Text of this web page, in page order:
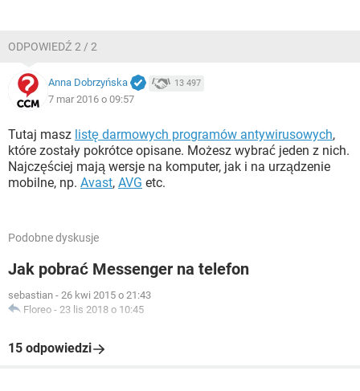
ODPOWIEDŹ 2 / 2
Anna Dobrzyńska 13 497
7 mar 2016 o 09:57
Tutaj masz listę darmowych programów antywirusowych,
które zostały pokrótce opisane. Możesz wybrać jeden z nich.
Najczęściej mają wersje na komputer, jak i na urządzenie
mobilne, np. Avast, AVG etc.
Podobne dyskusje
Jak pobrać Messenger na telefon
sebastian - 26 kwi 2015 o 21:43
Floreo - 23 lis 2018 o 10:45
15 odpowiedzi